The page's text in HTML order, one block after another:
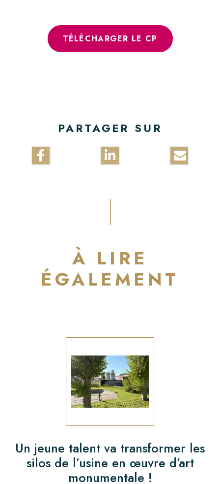
La Croquille
Nouveautés
CONTACTER LYON BISCUIT
POLITIQUE RSE
TÉLÉCHARGER LE CP
PARTAGER SUR
À LIRE
ÉGALEMENT
Un jeune talent va transformer les
silos de l’usine en œuvre d’art
monumentale !